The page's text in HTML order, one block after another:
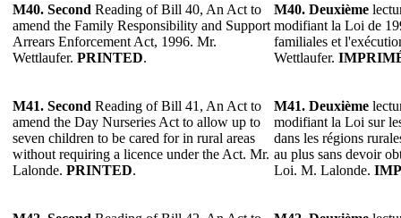
M40. Second Reading of Bill 40, An Act to
amend the Family Responsibility and Support
Arrears Enforcement Act, 1996. Mr.
Wettlaufer. PRINTED.
M40. Deuxième
modifiant la Loi de
familiales et
Wettlaufer.
M41. Second Reading of Bill 41, An Act to
amend the Day Nurseries Act to allow up to
seven children to be cared for in rural areas
without requiring a licence under the Act. Mr.
Lalonde. PRINTED.
M41. Deuxième
modifiant la Loi sur
dans les régions
au plus sans devoir
Loi. M. Lalonde.